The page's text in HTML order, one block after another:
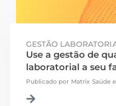
GESTÃO
Use a gestão de
laboratorial a seu
Publicado por Matrix Saúde